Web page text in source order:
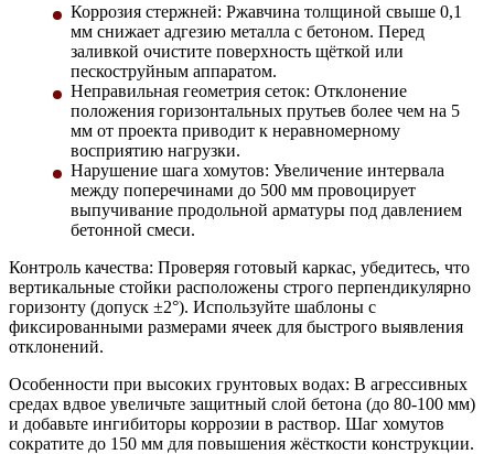
Коррозия стержней: Ржавчина толщиной свыше 0,1
мм снижает адгезию металла с бетоном. Перед
заливкой очистите поверхность щёткой или
пескоструйным аппаратом.
Неправильная геометрия сеток: Отклонение
положения горизонтальных прутьев более чем на 5
мм от проекта приводит к неравномерному
восприятию нагрузки.
Нарушение шага хомутов: Увеличение интервала
между поперечинами до 500 мм провоцирует
выпучивание продольной арматуры под давлением
бетонной смеси.
Контроль качества: Проверяя готовый каркас, убедитесь, что
вертикальные стойки расположены строго перпендикулярно
горизонту (допуск ±2°). Используйте шаблоны с
фиксированными размерами ячеек для быстрого выявления
отклонений.
Особенности при высоких грунтовых водах: В агрессивных
средах вдвое увеличьте защитный слой бетона (до 80-100 мм)
и добавьте ингибиторы коррозии в раствор. Шаг хомутов
сократите до 150 мм для повышения жёсткости конструкции.